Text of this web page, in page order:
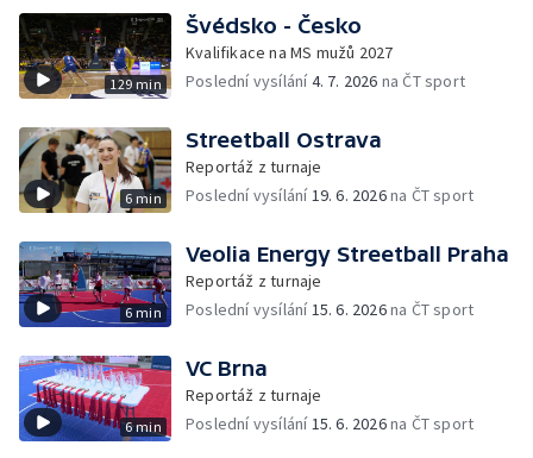
129 min
Švédsko - Česko
Kvalifikace na MS mužů 2027
Poslední vysílání4. 7. 2026 na ČT sport
6 min
Streetball Ostrava
Reportáž z turnaje
Poslední vysílání19. 6. 2026na ČT sport
6 min
Veolia Energy Streetball Praha
Reportáž z turnaje
Poslední vysílání15. 6. 2026na ČT sport
6 min
VC Brna
Reportáž z turnaje
Poslední vysílání15. 6. 2026na ČT sport